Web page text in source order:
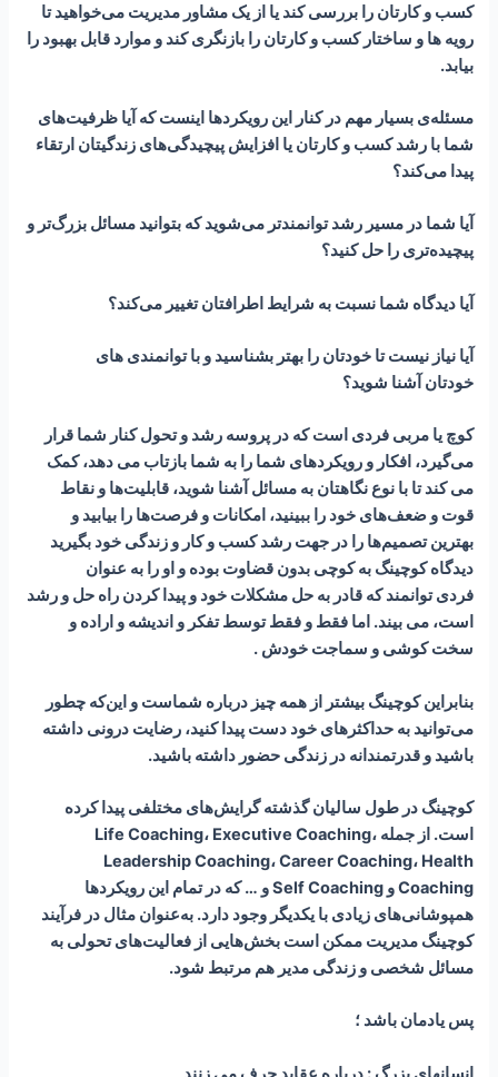
کسب و کارتان را بررسی کند یا از یک مشاور مدیریت می‌خواهید تا
رویه ها و ساختار کسب و کارتان را بازنگری کند و موارد قابل بهبود را
بیابد.
مسئله‌ی بسیار مهم در کنار این رویکردها اینست که آیا ظرفیت‌های
شما با رشد کسب و کارتان یا افزایش پیچیدگی‌های زندگیتان ارتقاء
پیدا می‌کند؟
آیا شما در مسیر رشد توانمندتر می‌شوید که بتوانید مسائل بزرگ‌تر و
پیچیده‌تری را حل کنید؟
آیا دیدگاه شما نسبت به شرایط اطرافتان تغییر می‌کند؟
آیا نیاز نیست تا خودتان را بهتر بشناسید و با توانمندی های
خودتان آشنا شوید؟
کوچ یا مربی فردی است که در پروسه رشد و تحول کنار شما قرار
می‌گیرد، افکار و رویکردهای شما را به شما بازتاب می دهد، کمک
می کند تا با نوع نگاهتان به مسائل آشنا شوید، قابلیت‌ها و نقاط
قوت و ضعف‌های خود را ببینید، امکانات و فرصت‌ها را بیابید و
بهترین تصمیم‌ها را در جهت رشد کسب و کار و زندگی خود بگیرید
دیدگاه کوچینگ به کوچی بدون قضاوت بوده و او را به عنوان
فردی توانمند که قادر به حل مشکلات خود و پیدا کردن راه حل و رشد
است، می بیند. اما فقط و فقط توسط تفکر و اندیشه و اراده و
سخت کوشی و سماجت خودش .
بنابراین کوچینگ بیشتر از همه چیز درباره شماست و این‌که چطور
می‌توانید به حداکثرهای خود دست‌ پیدا کنید، رضایت درونی داشته
باشید و قدرتمندانه در زندگی حضور داشته باشید.
کوچینگ در طول سالیان گذشته گرایش‌های مختلفی پیدا کرده
است. از جمله Life Coaching، Executive Coaching،
Leadership Coaching، Career Coaching، Health
Coaching و Self Coaching و … که در تمام این رویکردها
همپوشانی‌های زیادی با یکدیگر وجود دارد. به‌عنوان مثال در فرآیند
کوچینگ مدیریت ممکن است بخش‌هایی از فعالیت‌های تحولی به
مسائل شخصی و زندگی مدیر هم مرتبط شود.
پس یادمان باشد ؛